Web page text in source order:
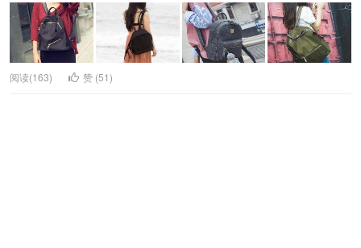
阅读(163) 赞 (51)